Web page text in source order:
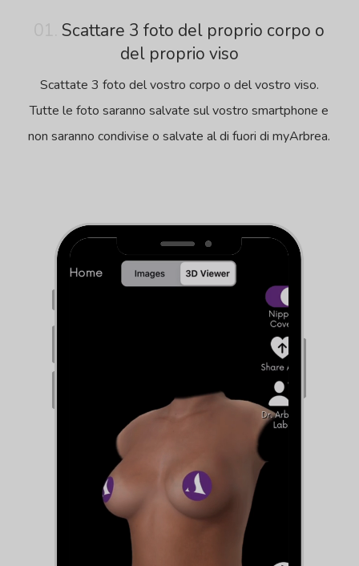
Scattare 3 foto del proprio corpo o
del proprio viso
Scattate 3 foto del vostro corpo o del vostro viso.
Tutte le foto saranno salvate sul vostro smartphone e
non saranno condivise o salvate al di fuori di myArbrea.